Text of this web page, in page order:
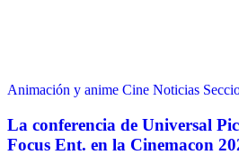
Animación y anime Cine Noticias
La conferencia de Universal
Focus Ent. en la Cinemacon